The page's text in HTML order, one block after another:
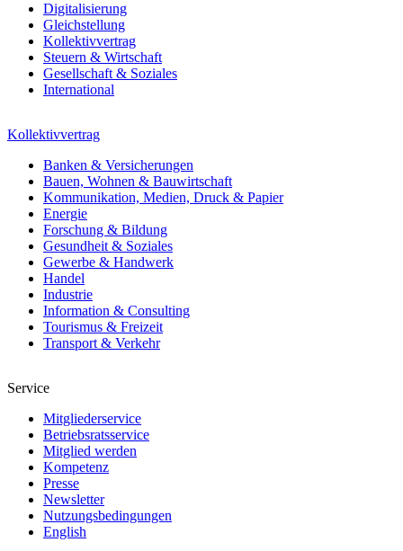
Digitalisierung
Gleichstellung
Kollektivvertrag
Steuern & Wirtschaft
Gesellschaft & Soziales
International
Kollektivvertrag
Banken & Versicherungen
Bauen, Wohnen & Bauwirtschaft
Kommunikation, Medien, Druck & Papier
Energie
Forschung & Bildung
Gesundheit & Soziales
Gewerbe & Handwerk
Handel
Industrie
Information & Consulting
Tourismus & Freizeit
Transport & Verkehr
Service
Mitgliederservice
Betriebsratsservice
Mitglied werden
Kompetenz
Presse
Newsletter
Nutzungsbedingungen
English